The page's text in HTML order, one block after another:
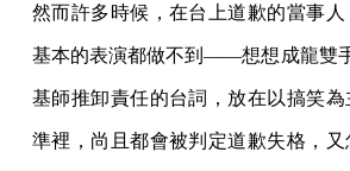
然而許多時候，在台上道歉的當事
基本的表演都做不到——想想成龍雙
基師推卸責任的台詞，放在以搞笑
準裡，尚且都會被判定道歉失格，